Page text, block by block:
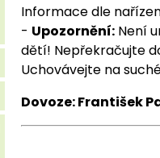
Informace dle
- Upozornění: Není
dětí! Nepřekračujte
Uchovávejte na
Dovoze: František